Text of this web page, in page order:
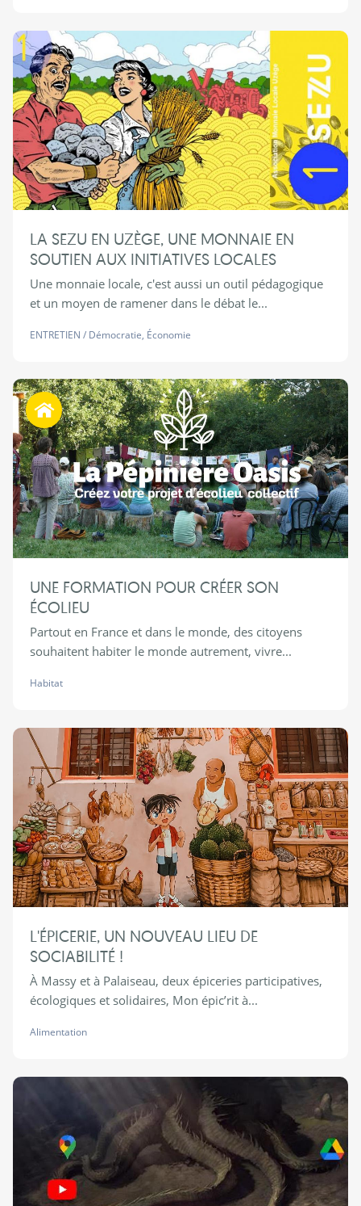
LA SEZU EN UZÈGE, UNE MONNAIE EN
SOUTIEN AUX INITIATIVES LOCALES
Une monnaie locale, c'est aussi un outil pédagogique
et un moyen de ramener dans le débat le...
ENTRETIEN / Démocratie, Économie
Habiter autrement
UNE FORMATION POUR CRÉER SON
ÉCOLIEU
Partout en France et dans le monde, des citoyens
souhaitent habiter le monde autrement, vivre...
Habitat
L'ÉPICERIE, UN NOUVEAU LIEU DE
SOCIABILITÉ !
À Massy et à Palaiseau, deux épiceries participatives,
écologiques et solidaires, Mon épic’rit à...
Alimentation